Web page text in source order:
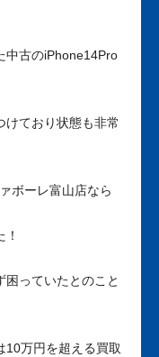
中古のiPhone14Pro
けており状態も非常
ボーレ富山店なら
っていたとのこと
10万円を超える買取